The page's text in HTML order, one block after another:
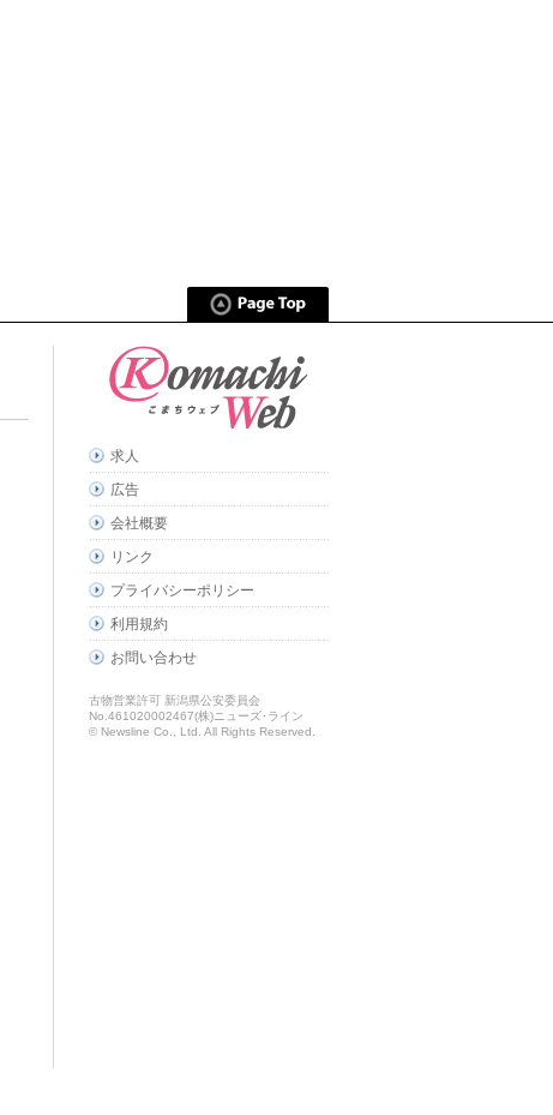
求人
広告
会社概要
リンク
プライバシーポリシー
利用規約
お問い合わせ
古物営業許可 新潟県公安委員会
No.461020002467(株)ニューズ･ライン
© Newsline Co., Ltd. All Rights Reserved.